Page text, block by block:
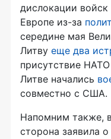
дислокации
Европе из-за
середине мая
Литву еще два
присутствие
Литве начались
совместно с США.
Напомним также,
сторона заявила